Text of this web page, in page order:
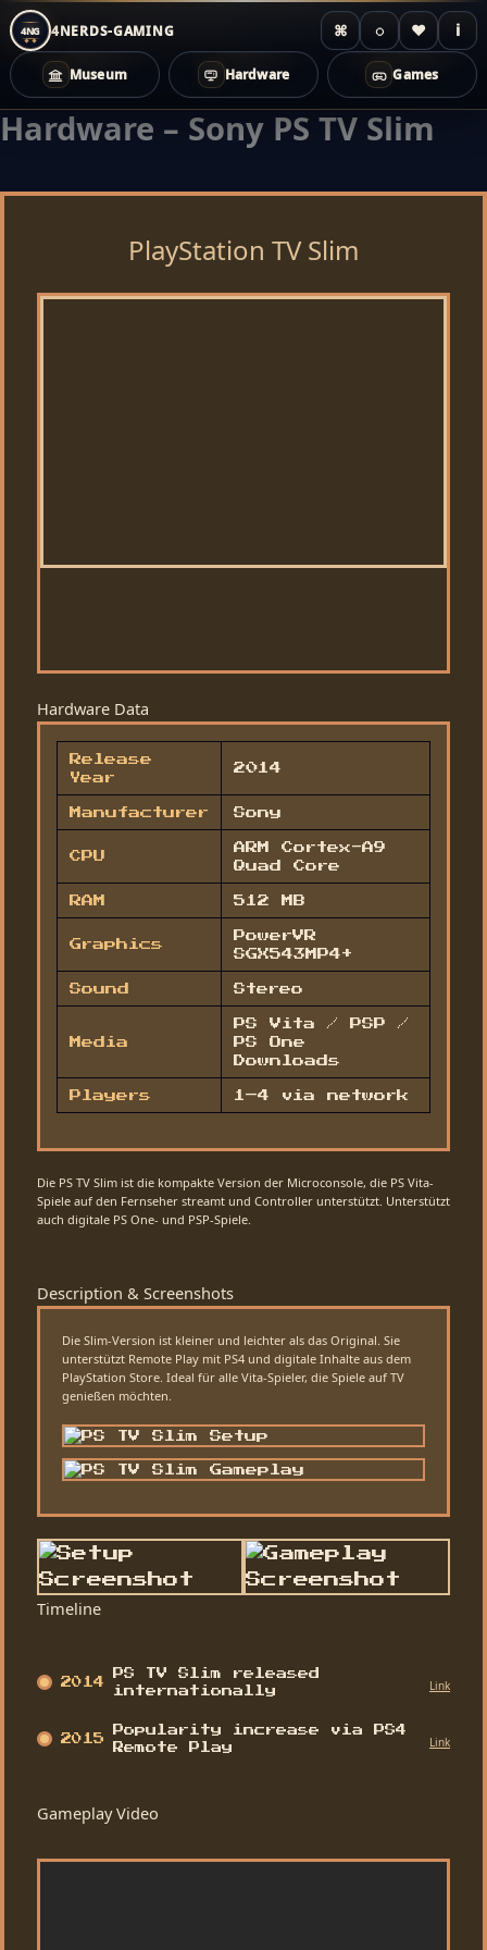
4NG 4NERDS-GAMING ⌘ ◌ ♥ i
Museum Hardware Games
Zum
Hardware – Sony PS TV Slim
PlayStation TV Slim
Hardware Data
Release
Year
2014
Manufacturer Sony
CPU
ARM Cortex-A9
Quad Core
RAM 512 MB
Graphics
PowerVR
SGX543MP4+
Sound Stereo
Media
PS Vita / PSP /
PS One
Downloads
Players 1–4 via network
Die PS TV Slim ist die kompakte Version der Microconsole, die PS Vita-
Spiele auf den Fernseher streamt und Controller unterstützt. Unterstützt
auch digitale PS One- und PSP-Spiele.
Description & Screenshots
Die Slim-Version ist kleiner und leichter als das Original. Sie
unterstützt Remote Play mit PS4 und digitale Inhalte aus dem
PlayStation Store. Ideal für alle Vita-Spieler, die Spiele auf TV
genießen möchten.
Timeline
2014
PS TV Slim released
internationally
Link
2015
Popularity increase via PS4
Remote Play
Link
Gameplay Video